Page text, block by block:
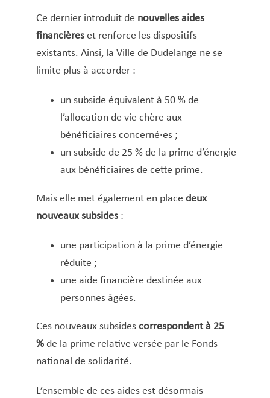
Location de salles
Location hall polyvalent
Logement abordable (demande)
Logement social
Macommune.lu
Mariage civil
Nationalité luxemburgeoise – Naturalisation –
Recouvrement
Night Card (Nightrider)
Passeport
Primes d’encouragement pour élèves et
étudiant·es
Repas sur roues
REVIS Demande
Subside pour les activités sportives des jeunes
Ce dernier introduit de nouvelles aides
financièreset renforce les dispositifs
existants. Ainsi, la Ville de Dudelange ne se
limite plus à accorder :
un subside équivalent à 50 % de
l’allocation de vie chère aux
bénéficiaires concerné·es ;
un subside de 25 % de la prime d’énergie
aux bénéficiaires de cette prime.
Mais elle met également en place deux
nouveaux subsides:
une participation à la prime d’énergie
réduite ;
une aide financière destinée aux
personnes âgées.
Ces nouveaux subsides correspondent à 25
%de la prime relative versée par le Fonds
national de solidarité.
L’ensemble de ces aides est désormais